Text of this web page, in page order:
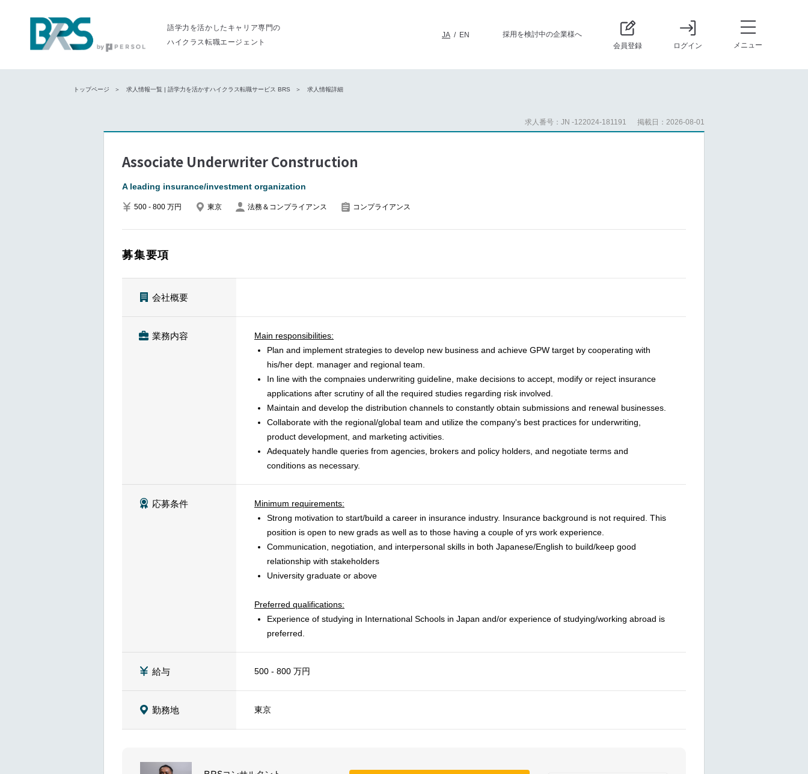
語学力を活かしたキャリア専門の
ハイクラス転職エージェント
JA / EN
採用を検討中の企業様へ
会員登録
ログイン メニュー
トップページ 求人情報一覧 | 語学力を活かすハイクラス転職サービス BRS 求人情報詳細
求人番号：JN -122024-181191 掲載日：2026-08-01
Associate Underwriter Construction
A leading insurance/investment organization
500 - 800 万円 東京 法務＆コンプライアンス コンプライアンス
募集要項
会社概要
業務内容
Main responsibilities:
Plan and implement strategies to develop new business and achieve GPW target by cooperating with
his/her dept. manager and regional team.
In line with the compnaies underwriting guideline, make decisions to accept, modify or reject insurance
applications after scrutiny of all the required studies regarding risk involved.
Maintain and develop the distribution channels to constantly obtain submissions and renewal businesses.
Collaborate with the regional/global team and utilize the company's best practices for underwriting,
product development, and marketing activities.
Adequately handle queries from agencies, brokers and policy holders, and negotiate terms and
conditions as necessary.
応募条件
Minimum requirements:
Strong motivation to start/build a career in insurance industry. Insurance background is not required. This
position is open to new grads as well as to those having a couple of yrs work experience.
Communication, negotiation, and interpersonal skills in both Japanese/English to build/keep good
relationship with stakeholders
University graduate or above
Preferred qualifications:
Experience of studying in International Schools in Japan and/or experience of studying/working abroad is
preferred.
給与 500 - 800 万円
勤務地 東京